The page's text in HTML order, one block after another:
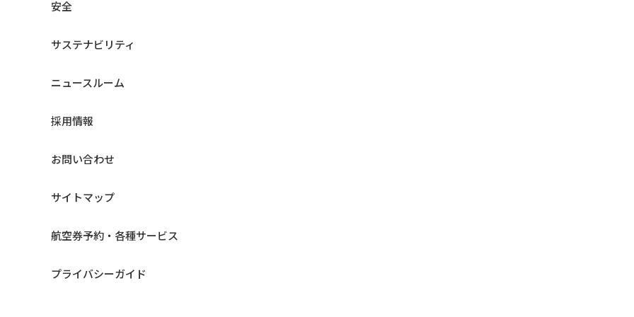
安全
サステナビリティ
ニュースルーム
採用情報
お問い合わせ
サイトマップ
航空券予約・各種サービス
プライバシーガイド